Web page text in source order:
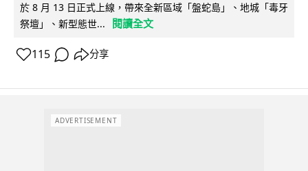
於 8 月 13 日正式上線，帶來全新區域「盤蛇島」、地城「毒牙
祭壇」、新型態世...
閱讀全文
115 分享
ADVERTISEMENT